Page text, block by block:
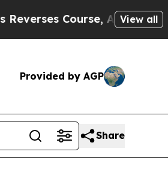
Course, Airs Story on 9/
View all
Provided by AGP
Share